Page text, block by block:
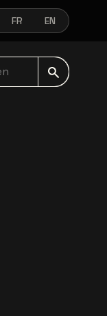
FRANÇAIS
FR ENGLISH
EN